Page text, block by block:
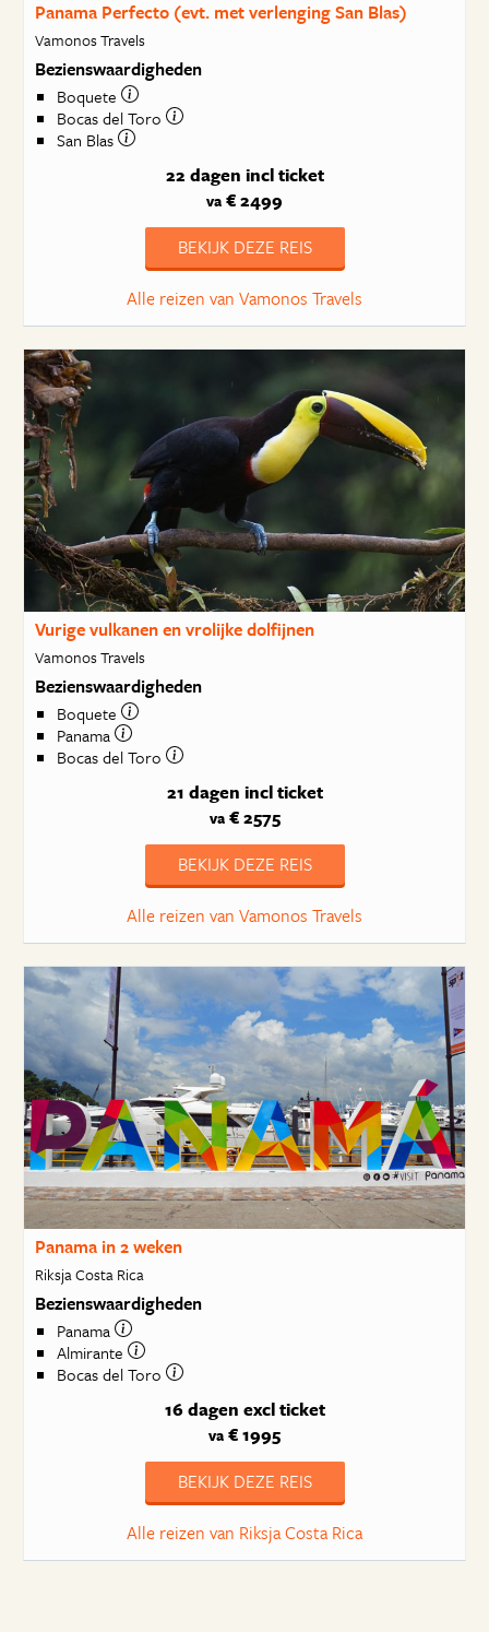
Panama Perfecto (evt. met verlenging San Blas)
Vamonos Travels
Bezienswaardigheden
Boquete
Bocas del Toro
San Blas
22 dagen incl ticket
va € 2499
BEKIJK DEZE REIS
Alle reizen van Vamonos Travels
Vurige vulkanen en vrolijke dolfijnen
Vamonos Travels
Bezienswaardigheden
Boquete
Panama
Bocas del Toro
21 dagen incl ticket
va€ 2575
BEKIJK DEZE REIS
Alle reizen van Vamonos Travels
Panama in 2 weken
Riksja Costa Rica
Bezienswaardigheden
Panama
Almirante
Bocas del Toro
16 dagen excl ticket
va € 1995
BEKIJK DEZE REIS
Alle reizen van Riksja Costa Rica